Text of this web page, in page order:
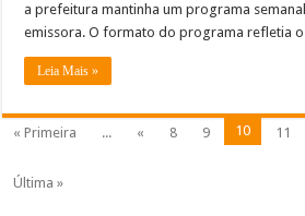
a prefeitura mantinha um programa
emissora. O formato do programa refletia
Leia Mais »
« Primeira ... « 8 9 10 11
Última »